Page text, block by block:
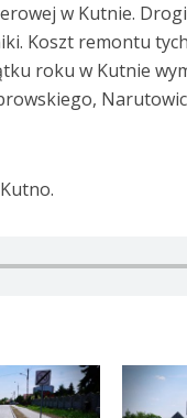
w Kutnie.
Koszt remontu
roku w Kutnie